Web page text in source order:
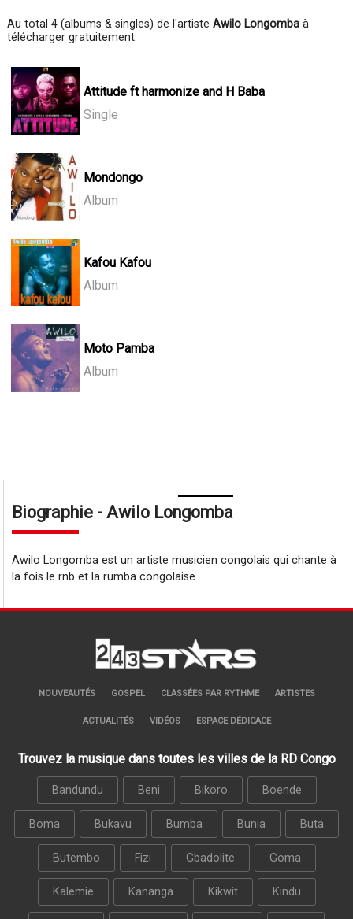
Au total 4 (albums & singles) de l'artisteAwilo Longomba à
télécharger gratuitement.
Attitude ft harmonize and H Baba
Single
Mondongo
Album
Kafou Kafou
Album
Moto Pamba
Album
Biographie - Awilo Longomba
Awilo Longomba est un artiste musicien congolais qui chante à
la fois le rnb et la rumba congolaise
NOUVEAUTÉS GOSPEL CLASSÉES PAR RYTHME ARTISTES
ACTUALITÉS VIDÉOS ESPACE DÉDICACE
Trouvez la musique dans toutes les villes de la RD Congo
Bandundu Beni Bikoro Boende
Boma Bukavu Bumba Bunia Buta
Butembo Fizi Gbadolite Goma
Kalemie Kananga Kikwit Kindu